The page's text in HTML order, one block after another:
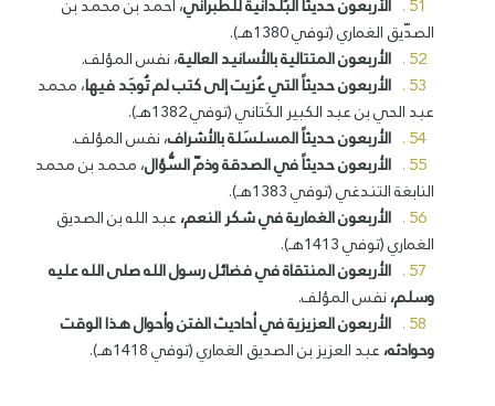
الأربعون حديثاً البُلْدانية للطَّبراني، أحمد بن محمد بن
الصدّيق الغماري (توفي 1380هـ).
الأربعون المتتالية بالأسانيد العالية، نفس المؤلف.
الأربعون حديثاً التي عُزيت إلى كتب لم تُوجَد فيها، محمد
عبد الحي بن عبد الكبير الكَتاني (توفي 1382هـ).
الأربعون حديثاً المسلسَلة بالأشراف، نفس المؤلف.
الأربعون حديثاً في الصدقة وذمّ السُّؤال، محمد بن محمد
النابغة التندغي (توفي 1383هـ).
الأربعون الغمارية في شكر النعم،عبد الله بن الصديق
الغماري (توفي 1413هـ).
الأربعون المنتقاة في فضائل رسول اللهصلى الله عليه
وسلم،نفس المؤلف.
الأربعون العزيزية في أحاديث الفتن وأحوال هذا الوقت
وحوادثه،عبد العزيز بن الصديق الغماري (توفي 1418هـ).